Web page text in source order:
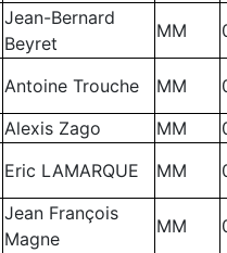
Jean-Bernard
Beyret
MM
Antoine Trouche MM
Alexis Zago MM
Eric LAMARQUE MM
Jean François
Magne
MM